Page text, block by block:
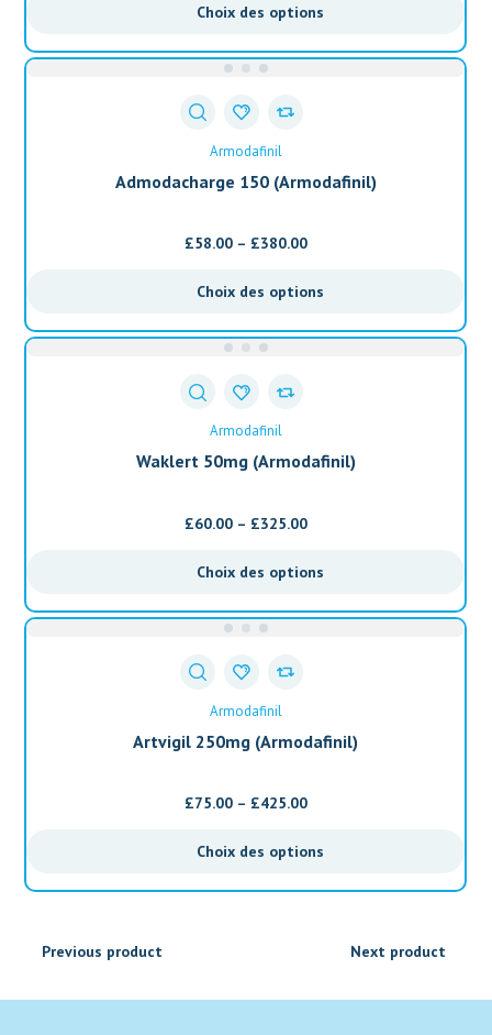
Choix des options
Armodafinil
Admodacharge 150 (Armodafinil)
£58.00– £380.00
Choix des options
Armodafinil
Waklert 50mg (Armodafinil)
£60.00– £325.00
Choix des options
Armodafinil
Artvigil 250mg (Armodafinil)
£75.00– £425.00
Choix des options
Previous product Next product